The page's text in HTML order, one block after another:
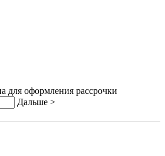
для оформления рассрочки
Дальше >